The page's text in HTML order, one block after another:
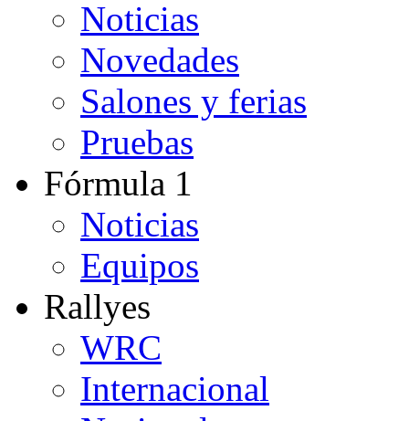
Noticias
Novedades
Salones y ferias
Pruebas
Fórmula 1
Noticias
Equipos
Rallyes
WRC
Internacional